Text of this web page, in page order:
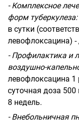
- Комплексное
форм туберкулеза:
в сутки
левофлоксацина) -
- Профилактика и
воздушно-
левофлоксацина 1
суточная доза
8 недель.
- Внебольничная